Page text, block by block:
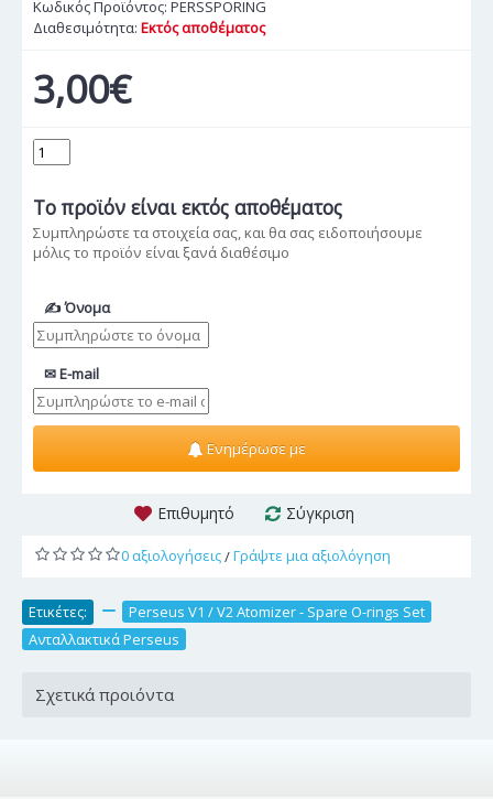
Κωδικός Προϊόντος: PERSSPORING
Διαθεσιμότητα: Εκτός αποθέματος
3,00€
Το προϊόν είναι εκτός αποθέματος
Συμπληρώστε τα στοιχεία σας, και θα σας ειδοποιήσουμε
μόλις το προϊόν είναι ξανά διαθέσιμο
✍ Όνομα
✉ E-mail
Ενημέρωσε με
Επιθυμητό Σύγκριση
0 αξιολογήσεις/Γράψτε μια αξιολόγηση
Ετικέτες: Perseus V1 / V2 Atomizer - Spare O-rings Set
Ανταλλακτικά Perseus
Σχετικά προιόντα